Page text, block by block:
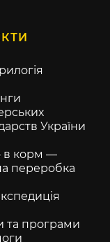
України
в корм —
переробка
та програми